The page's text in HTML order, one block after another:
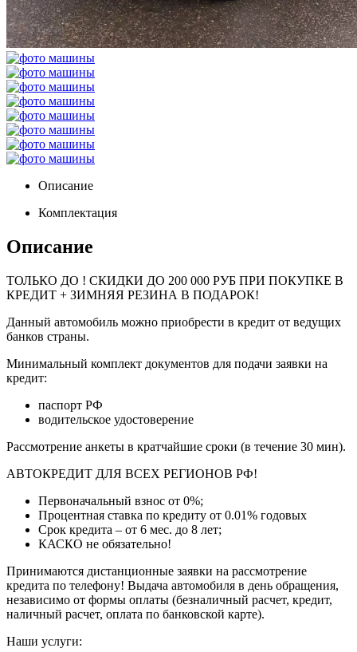
Описание
Комплектация
Описание
ТОЛЬКО ДО ! СКИДКИ ДО 200 000 РУБ ПРИ ПОКУПКЕ В
КРЕДИТ + ЗИМНЯЯ РЕЗИНА В ПОДАРОК!
Данный автомобиль можно приобрести в кредит от ведущих
банков страны.
Минимальный комплект документов для подачи заявки на
кредит:
паспорт РФ
водительское удостоверение
Рассмотрение анкеты в кратчайшие сроки (в течение 30 мин).
АВТОКРЕДИТ ДЛЯ ВСЕХ РЕГИОНОВ РФ!
Первоначальный взнос от 0%;
Процентная ставка по кредиту от 0.01% годовых
Срок кредита – от 6 мес. до 8 лет;
КАСКО не обязательно!
Принимаются дистанционные заявки на рассмотрение
кредита по телефону! Выдача автомобиля в день обращения,
независимо от формы оплаты (безналичный расчет, кредит,
наличный расчет, оплата по банковской карте).
Наши услуги: